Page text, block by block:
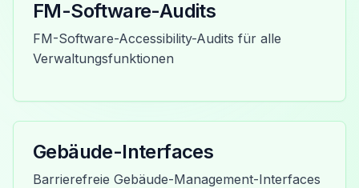
FM-Software-Audits
FM-Software-Accessibility-Audits für alle
Verwaltungsfunktionen
Gebäude-Interfaces
Barrierefreie Gebäude-Management-Interfaces